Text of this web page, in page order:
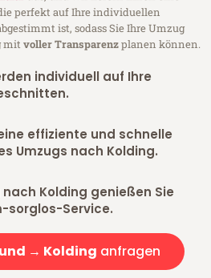
perfekt auf Ihre individuellen
ist, sodass Sie Ihre Umzug
mitvoller Transparenzplanen können.
individuell auf Ihre
effiziente und schnelle
Umzugs nach Kolding.
nach Kolding genießen Sie
sorglos-Service.
→ Kolding anfragen